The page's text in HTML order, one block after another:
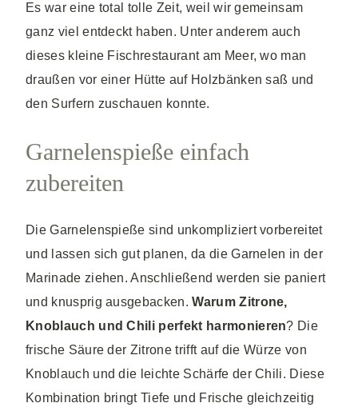
Es war eine total tolle Zeit, weil wir gemeinsam
ganz viel entdeckt haben. Unter anderem auch
dieses kleine Fischrestaurant am Meer, wo man
draußen vor einer Hütte auf Holzbänken saß und
den Surfern zuschauen konnte.
Garnelenspieße einfach
zubereiten
Die Garnelenspieße sind unkompliziert vorbereitet
und lassen sich gut planen, da die Garnelen in der
Marinade ziehen. Anschließend werden sie paniert
und knusprig ausgebacken.Warum Zitrone,
Knoblauch und Chili perfekt harmonieren? Die
frische Säure der Zitrone trifft auf die Würze von
Knoblauch und die leichte Schärfe der Chili. Diese
Kombination bringt Tiefe und Frische gleichzeitig